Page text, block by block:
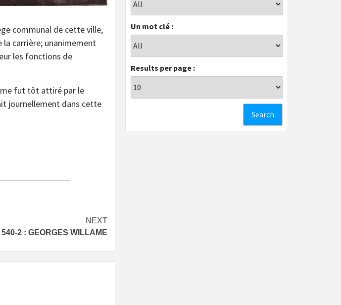
communal de cette ville,
carrière; unanimement
les fonctions de
fut tôt attiré par le
journellement dans cette
NEXT
2 : GEORGES WILLAME
Un mot clé :
Results per page :